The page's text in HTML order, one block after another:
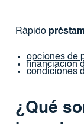
Rápido
opciones de
financiación
condiciones
¿Qué